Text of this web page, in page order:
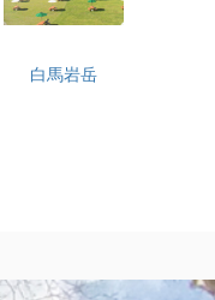
白馬岩岳